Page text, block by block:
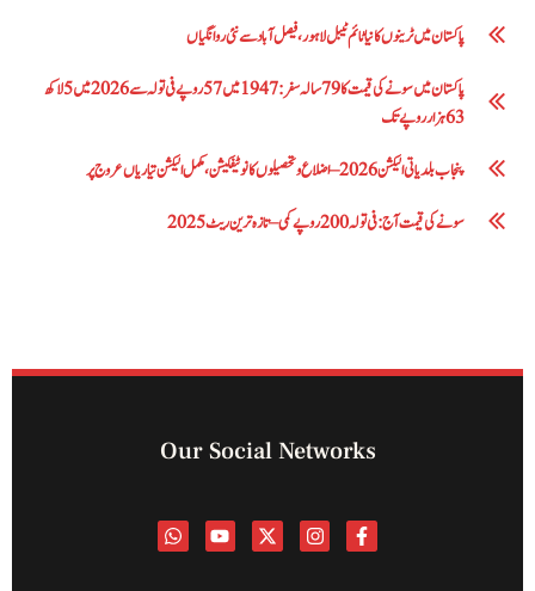
پاکستان میں ٹرینوں کا نیا ٹائم ٹیبل لاہور، فیصل آباد سے نئی روانگیاں
پاکستان میں سونے کی قیمت کا 79 سالہ سفر: 1947 میں 57 روپے فی تولہ سے 2026 میں 5 لاکھ
63 ہزار روپے تک
پنجاب بلدیاتی الیکشن 2026 – اضلاع و تحصیلوں کا نوٹیفکیشن، مکمل الیکشن تیاریاں عروج پر
سونے کی قیمت آج: فی تولہ 200 روپے کمی – تازہ ترین ریٹ 2025
Our Social Networks